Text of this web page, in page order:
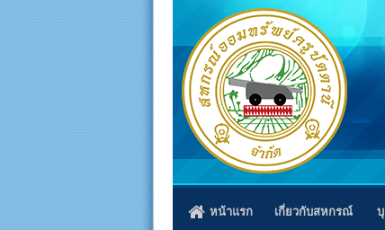
หน้าแรก เกี่ยวกับสหกรณ์